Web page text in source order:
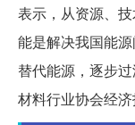
表示，从资源、
能是解决我国能
替代能源，逐步
材料行业协会经济